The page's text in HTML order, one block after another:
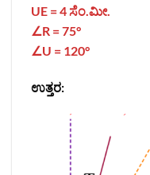
UE = 4 ಸೆಂ.ಮೀ.
∠R = 75°
∠U = 120°
ಉತ್ತರ: